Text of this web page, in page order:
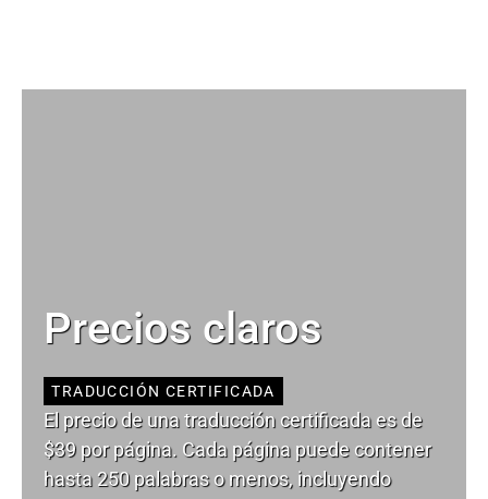
Precios claros
TRADUCCIÓN CERTIFICADA
El precio de una traducción certificada es de
$39 por página. Cada página puede contener
hasta 250 palabras o menos, incluyendo